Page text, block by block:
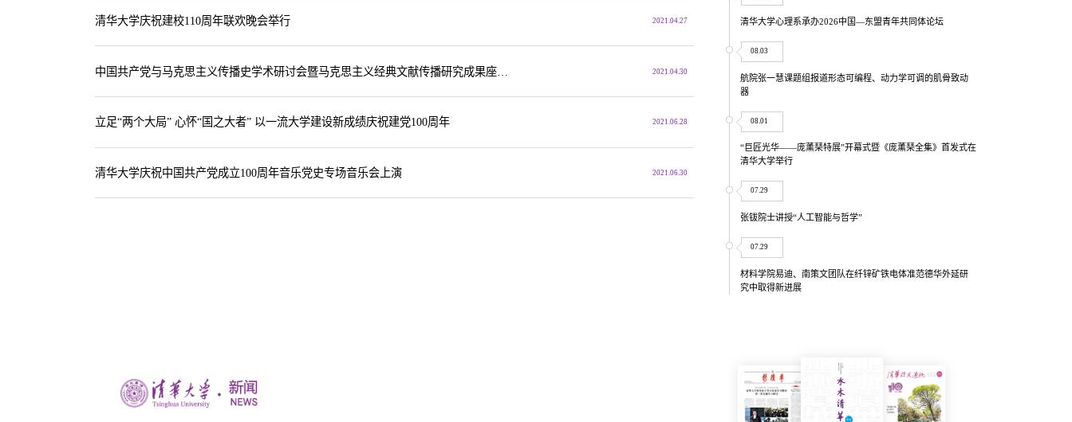
2021.04.27
清华大学庆祝建校110周年联欢晚会举行
2021.04.30
2021.06.28
立足“两个大局” 心怀“国之大者” 以一流大学建设新成绩庆祝建党100周年
2021.06.30
清华大学庆祝中国共产党成立100周年音乐党史专场音乐会上演
清华大学心理系承办2026中国—东盟青年共同体论坛
08.03
航院张一慧课题组报道形态可编程、动力学可调的肌骨致动
器
08.01
“巨匠光华——庞薰琹特展”开幕式暨《庞薰琹全集》首发式在
清华大学举行
07.29
张钹院士讲授“人工智能与哲学”
07.29
材料学院易迪、南策文团队在纤锌矿铁电体准范德华外延研
究中取得新进展